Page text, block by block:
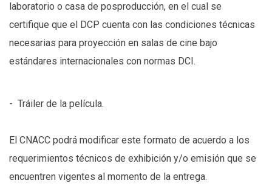
laboratorio o casa de posproducción, en el cual se
certifique que el DCP cuenta con las condiciones técnicas
necesarias para proyección en salas de cine bajo
estándares internacionales con normas DCI.
- Tráiler de la película.
El CNACC podrá modificar este formato de acuerdo a los
requerimientos técnicos de exhibición y/o emisión que se
encuentren vigentes al momento de la entrega.